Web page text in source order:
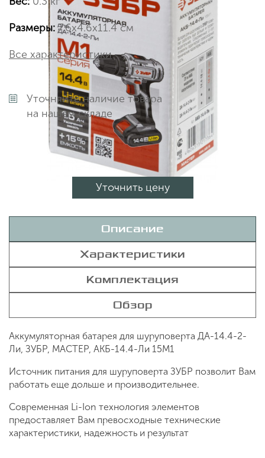
Размеры:7.6х4.6х11.4 см
Все характеристики
Уточняйте наличие товара
на нашем складе
Уточнить цену
Описание
Характеристики
Комплектация
Обзор
Аккумуляторная батарея для шуруповерта ДА-14.4-2-
Ли, ЗУБР, МАСТЕР, АКБ-14.4-Ли 15М1
Источник питания для шуруповерта ЗУБР позволит Вам
работать еще дольше и производительнее.
Современная Li-Ion технология элементов
предоставляет Вам превосходные технические
характеристики, надежность и результат